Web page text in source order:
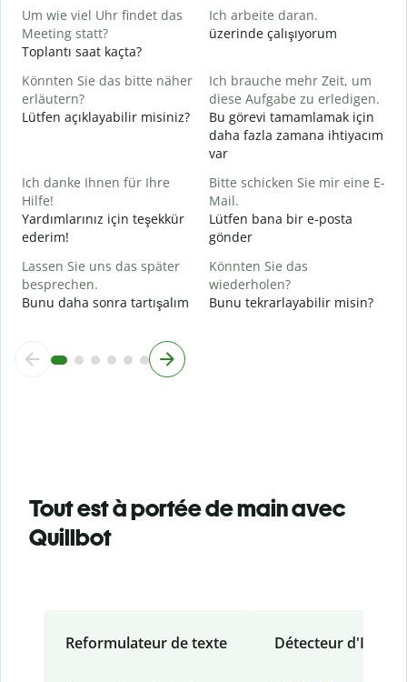
Um wie viel Uhr findet das
Meeting statt?
Toplantı saat kaçta?
Ich arbeite daran.
üzerinde çalışıyorum
Könnten Sie das bitte näher
erläutern?
Lütfen açıklayabilir misiniz?
Ich brauche mehr Zeit, um
diese Aufgabe zu erledigen.
Bu görevi tamamlamak için
daha fazla zamana ihtiyacım
var
Ich danke Ihnen für Ihre
Hilfe!
Yardımlarınız için teşekkür
ederim!
Bitte schicken Sie mir eine E-
Mail.
Lütfen bana bir e-posta
gönder
Lassen Sie uns das später
besprechen.
Bunu daha sonra tartışalım
Könnten Sie das
wiederholen?
Bunu tekrarlayabilir misin?
Tout est à portée de main avec
Quillbot
Reformulateur de texte Détecteur d'IA